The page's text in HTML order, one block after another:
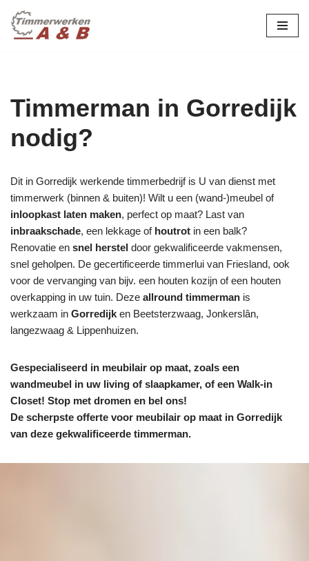
Ga
Timmerman in Gorredijk
nodig?
Dit in Gorredijk werkende timmerbedrijf is U van dienst met
timmerwerk (binnen & buiten)! Wilt u een (wand-)meubel of
inloopkast laten maken, perfect op maat? Last van
inbraakschade, een lekkage of houtrot in een balk?
Renovatie en snel herstel door gekwalificeerde vakmensen,
snel geholpen. De gecertificeerde timmerlui van Friesland, ook
voor de vervanging van bijv. een houten kozijn of een houten
overkapping in uw tuin. Deze allround timmerman is
werkzaam in Gorredijk en Beetsterzwaag, Jonkerslân,
langezwaag & Lippenhuizen.
Gespecialiseerd in meubilair op maat, zoals een
wandmeubel in uw living of slaapkamer, of een Walk-in
Closet! Stop met dromen en bel ons!
De scherpste offerte voor meubilair op maat in Gorredijk
van deze gekwalificeerde timmerman.